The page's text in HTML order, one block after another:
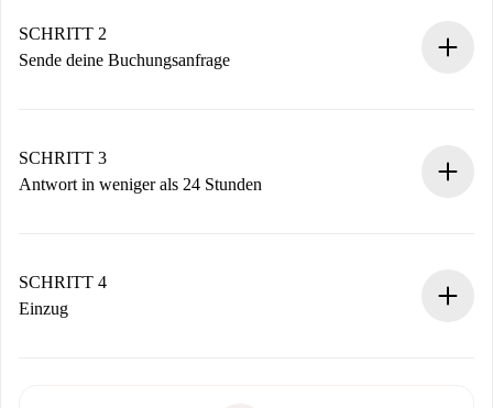
Du erhältst alle notwendigen Informationen im Voraus.
SCHRITT 2
Sende deine Buchungsanfrage
Denk daran, dass wir dich erst belasten, wenn der
Vermieter zustimmt.
SCHRITT 3
Antwort in weniger als 24 Stunden
stellen den Kontakt her.
Wenn der Vermieter ablehnen muss, entstehen keine
SCHRITT 4
Einzug